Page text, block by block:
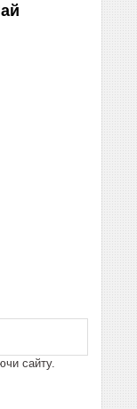
сайту.